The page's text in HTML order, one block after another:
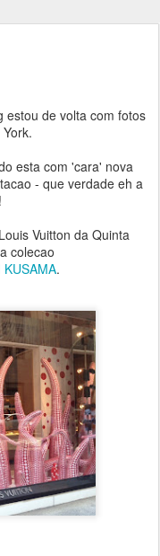
estou de volta com fotos
esta com 'cara' nova
- que verdade eh a
Vuitton da Quinta
colecao
KUSAMA.